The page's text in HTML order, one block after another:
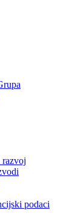
razvoj
podaci